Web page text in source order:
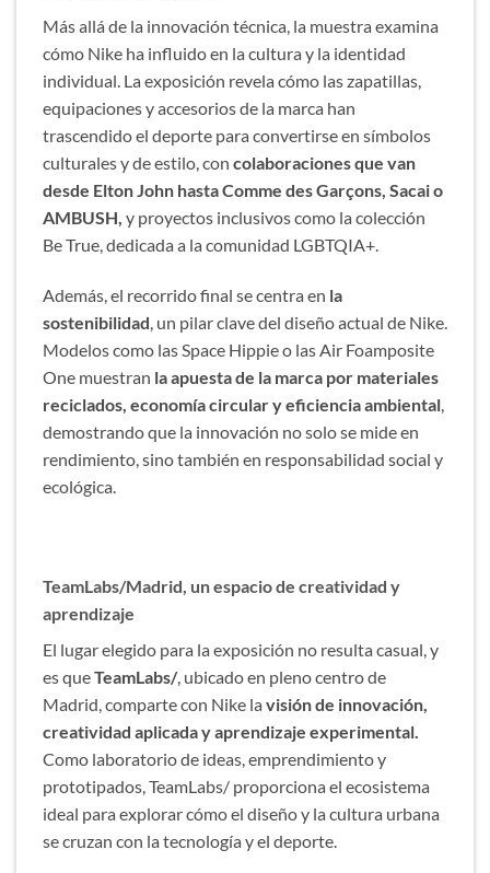
Más allá de la innovación técnica, la muestra examina
cómo Nike ha influido en la cultura y la identidad
individual. La exposición revela cómo las zapatillas,
equipaciones y accesorios de la marca han
trascendido el deporte para convertirse en símbolos
culturales y de estilo, con colaboraciones que van
desde Elton John hasta Comme des Garçons, Sacai o
AMBUSH, y proyectos inclusivos como la colección
Be True, dedicada a la comunidad LGBTQIA+.
Además, el recorrido final se centra en la
sostenibilidad , un pilar clave del diseño actual de Nike.
Modelos como las Space Hippie o las Air Foamposite
One muestran la apuesta de la marca por materiales
reciclados, economía circular y eficiencia ambiental
demostrando que la innovación no solo se mide en
rendimiento, sino también en responsabilidad social y
ecológica.
TeamLabs/Madrid, un espacio de creatividad y
aprendizaje
El lugar elegido para la exposición no resulta casual, y
es queTeamLabs/, ubicado en pleno centro de
Madrid, comparte con Nike la visión de innovación,
creatividad aplicada y aprendizaje experimental.
Como laboratorio de ideas, emprendimiento y
prototipados, TeamLabs/ proporciona el ecosistema
ideal para explorar cómo el diseño y la cultura urbana
se cruzan con la tecnología y el deporte.